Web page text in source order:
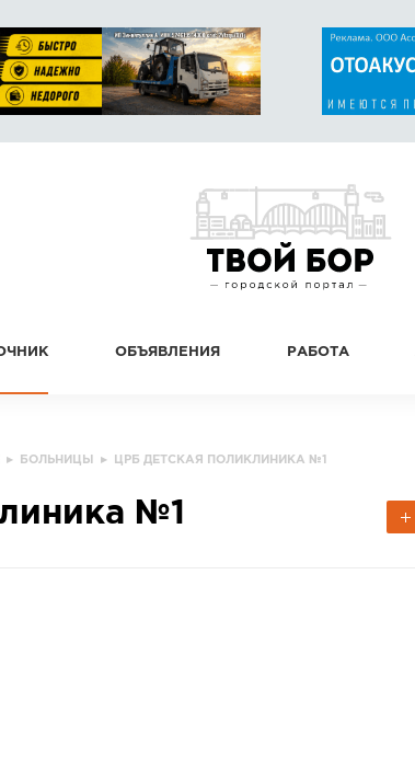
ОБЪЯВЛЕНИЯ РАБОТА
▸ БОЛЬНИЦЫ ▸ ЦРБ ДЕТСКАЯ ПОЛИКЛИНИКА №1
№1